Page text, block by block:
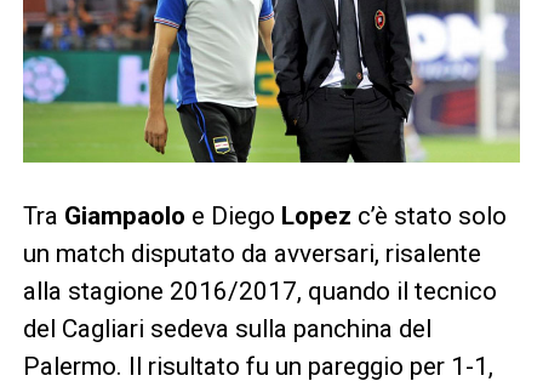
Tra Giampaolo e Diego Lopez c’è stato solo
un match disputato da avversari, risalente
alla stagione 2016/2017, quando il tecnico
del Cagliari sedeva sulla panchina del
Palermo. Il risultato fu un pareggio per 1-1,